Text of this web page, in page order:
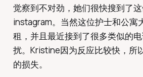
觉察到不对劲，她们很快搜到了
instagram。当然这位护士和公寓
租，并且最近接到了很多类似的
扰。Kristine因为反应比较快，所
的损失。